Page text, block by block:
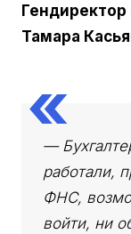
Тамара
—
работали,
ФНС,
войти, ни